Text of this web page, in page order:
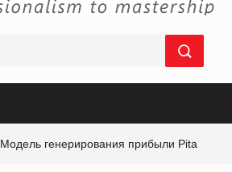
Модель генерирования прибыли Рita